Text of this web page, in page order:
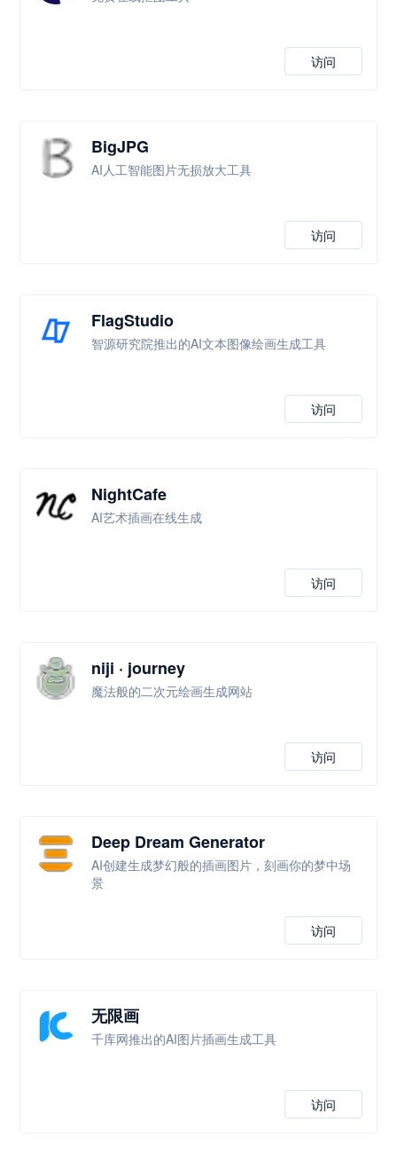
访问
BigJPG
AI人工智能图片无损放大工具
访问
FlagStudio
智源研究院推出的AI文本图像绘画生成工具
访问
NightCafe
AI艺术插画在线生成
访问
niji · journey
魔法般的二次元绘画生成网站
访问
Deep Dream Generator
AI创建生成梦幻般的插画图片，刻画你的梦中场
景
访问
无限画
千库网推出的AI图片插画生成工具
访问